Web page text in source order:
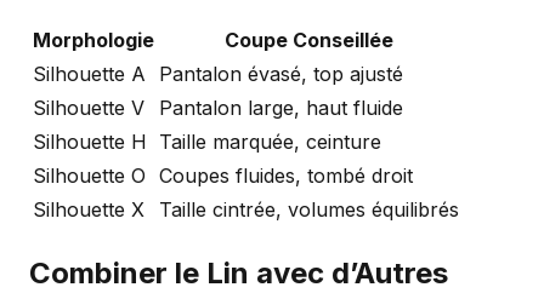
Morphologie
Coupe Conseillée
Silhouette A
Pantalon évasé, top ajusté
Silhouette V
Pantalon large, haut fluide
Silhouette H Taille marquée, ceinture
Silhouette O Coupes fluides, tombé droit
Silhouette X
Taille cintrée, volumes équilibrés
Combiner le Lin avec d’Autres